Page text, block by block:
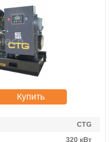
Купить
CTG
320 кВт